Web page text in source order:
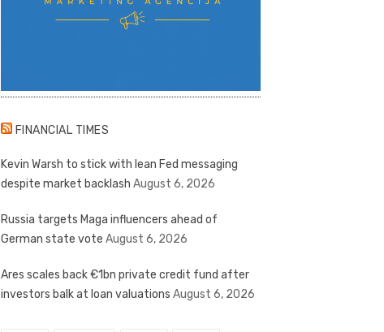
FINANCIAL TIMES
Kevin Warsh to stick with lean Fed messaging
despite market backlash August 6, 2026
Russia targets Maga influencers ahead of
German state vote August 6, 2026
Ares scales back €1bn private credit fund after
investors balk at loan valuations August 6, 2026